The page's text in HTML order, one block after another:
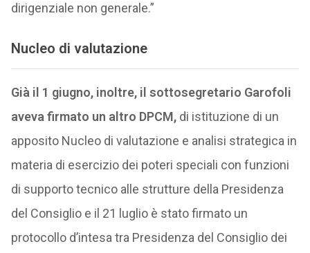
dirigenziale non generale.”
Nucleo di valutazione
Già il 1 giugno, inoltre, il sottosegretario Garofoli
aveva firmato un altro DPCM,di istituzione di un
apposito Nucleo di valutazione e analisi strategica in
materia di esercizio dei poteri speciali con funzioni
di supporto tecnico alle strutture della Presidenza
del Consiglio e il 21 luglio è stato firmato un
protocollo d’intesa tra Presidenza del Consiglio dei